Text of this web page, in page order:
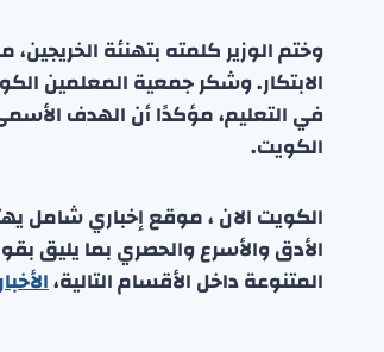
وختم الوزير كلمته بتهنئة
الابتكار. وشكر جمعية المعلمين
في التعليم، مؤكدًا أن الهدف
الكويت.
الكويت الان ، موقع إخباري شامل
الأدق والأسرع والحصري بما يليق
المتنوعة داخل الأقسام التالية،